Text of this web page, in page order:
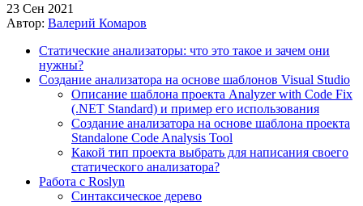
23 Сен 2021
Автор: Валерий Комаров
Статические анализаторы: что это такое и зачем они
нужны?
Создание анализатора на основе шаблонов Visual Studio
Описание шаблона проекта Analyzer with Code Fix
(.NET Standard) и пример его использования
Создание анализатора на основе шаблона проекта
Standalone Code Analysis Tool
Какой тип проекта выбрать для написания своего
статического анализатора?
Работа с Roslyn
Синтаксическое дерево